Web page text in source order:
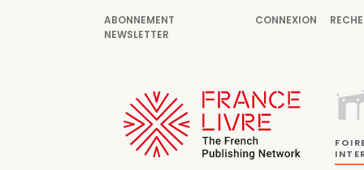
ABONNEMENT
NEWSLETTER
CONNEXION